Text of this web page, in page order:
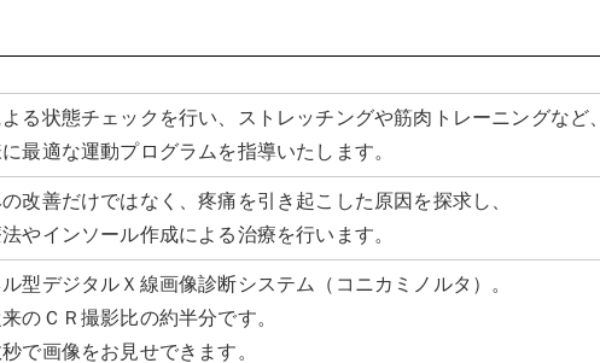
る状態チェックを行い、ストレッチングや筋肉トレーニングなど、
最適な運動プログラムを指導いたします。
改善だけではなく、疼痛を引き起こした原因を探求し、
やインソール作成による治療を行います。
型デジタルＸ線画像診断システム（コニカミノルタ）。
のＣＲ撮影比の約半分です。
で画像をお見せできます。